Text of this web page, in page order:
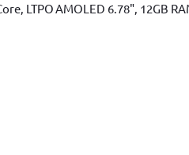
LTPO AMOLED 6.78", 12GB